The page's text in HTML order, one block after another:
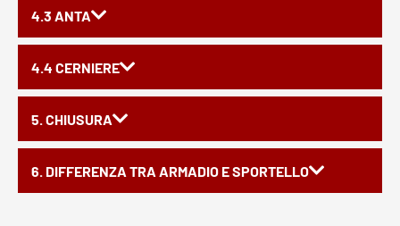
4.3 ANTA
4.4 CERNIERE
5. CHIUSURA
6. DIFFERENZA TRA ARMADIO E SPORTELLO